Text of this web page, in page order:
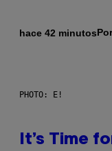
hace 42 minutos
PHOTO: E!
It’s Time